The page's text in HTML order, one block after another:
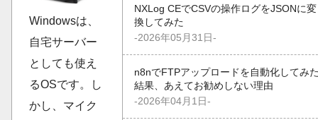
Windowsは、
自宅サーバー
としても使え
るOSです。し
かし、マイク
NXLog CEでCSVの操作ログをJSONに変
換してみた
-2026年05月31日-
n8nでFTPアップロードを自動化してみ
結果、あえてお勧めしない理由
-2026年04月1日-